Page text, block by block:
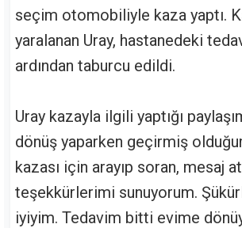
seçim otomobiliyle kaza yaptı.
yaralanan Uray, hastanedeki
ardından taburcu edildi.
Uray kazayla ilgili yaptığı
dönüş yaparken geçirmiş
kazası için arayıp soran, mesaj
teşekkürlerimi sunuyorum.
iyiyim. Tedavim bitti evime